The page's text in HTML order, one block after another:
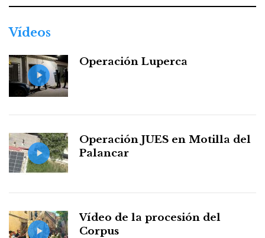
Vídeos
Operación Luperca
Operación JUES en Motilla del
Palancar
Vídeo de la procesión del
Corpus